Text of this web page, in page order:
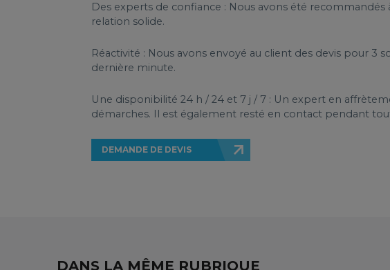
Des experts de confiance : Nous avons été
relation solide.
Réactivité : Nous avons envoyé au client des devis pour
dernière minute.
Une disponibilité 24 h / 24 et 7 j / 7 : Un expert en
démarches. Il est également resté en contact pendant
DEMANDE DE DEVIS
DANS LA MÊME RUBRIQUE